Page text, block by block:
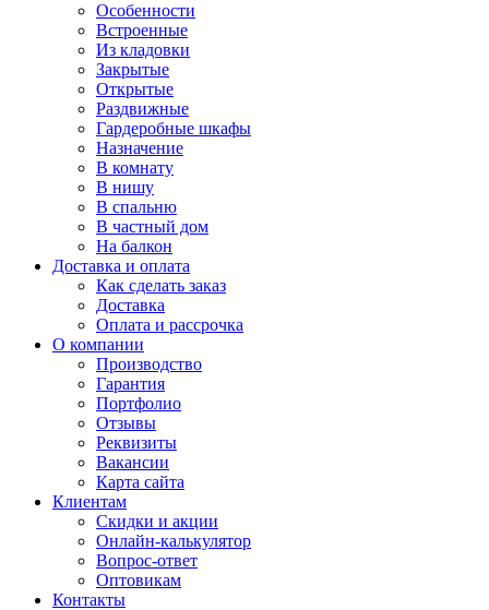
Особенности
Встроенные
Из кладовки
Закрытые
Открытые
Раздвижные
Гардеробные шкафы
Назначение
В комнату
В нишу
В спальню
В частный дом
На балкон
Доставка и оплата
Как сделать заказ
Доставка
Оплата и рассрочка
О компании
Производство
Гарантия
Портфолио
Отзывы
Реквизиты
Вакансии
Карта сайта
Клиентам
Скидки и акции
Онлайн-калькулятор
Вопрос-ответ
Оптовикам
Контакты